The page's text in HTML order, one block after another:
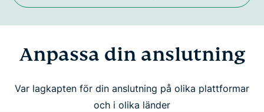
Anpassa din anslutning
Var lagkapten för din anslutning på olika plattformar
och i olika länder